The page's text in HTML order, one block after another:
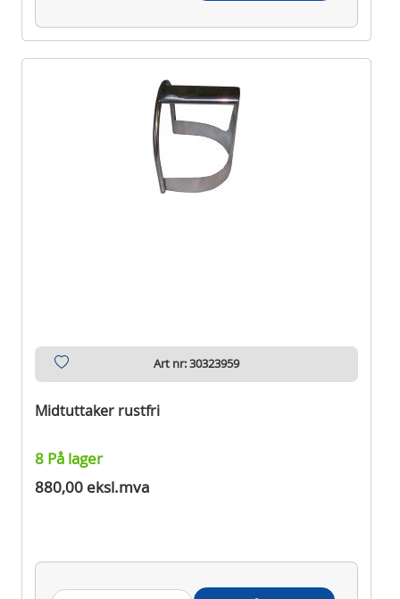
Art nr: 30323959
Midtuttaker rustfri
8 På lager
880,00 eksl.mva